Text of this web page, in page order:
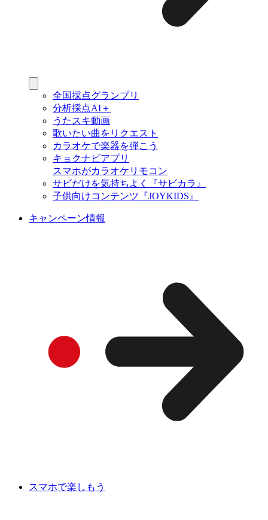
全国採点グランプリ
分析採点AI＋
うたスキ動画
歌いたい曲をリクエスト
カラオケで楽器を弾こう
キョクナビアプリ
スマホがカラオケリモコン
サビだけを気持ちよく『サビカラ』
子供向けコンテンツ『JOYKIDS』
キャンペーン情報
スマホで楽しもう